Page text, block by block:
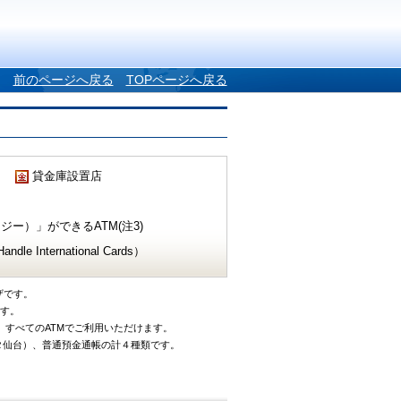
前のページへ戻る TOPページへ戻る
貸金庫設置店
ー）」ができるATM(注3)
International Cards）
す。
。
べてのATMでご利用いただけます。
台）、普通預金通帳の計４種類です。